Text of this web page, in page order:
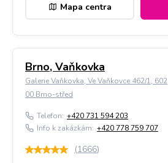
Mapa centra
Brno, Vaňkovka
Galerie Vaňkovka, Ve Vaňkovce 462/1, 602
00 Brno-střed
Telefon: +420 731 594 203
Info k zakázkám: +420 778 759 707
(1666)